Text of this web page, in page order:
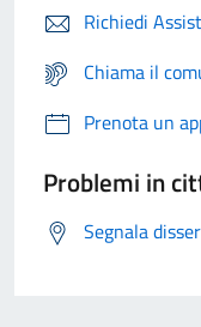
Richiedi
Chiama il
Prenota un
Problemi in
Segnala